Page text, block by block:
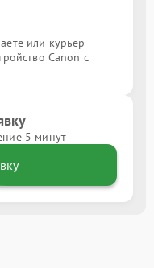
или курьер
Canon с
5 минут